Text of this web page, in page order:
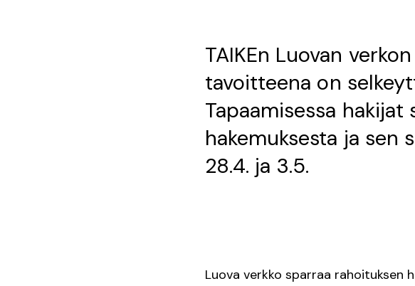
TAIKEn Luovan
tavoitteena on
Tapaamisessa
hakemuksesta ja sen
28.4. ja 3.5.
Luova verkko sparraa rahoituksen